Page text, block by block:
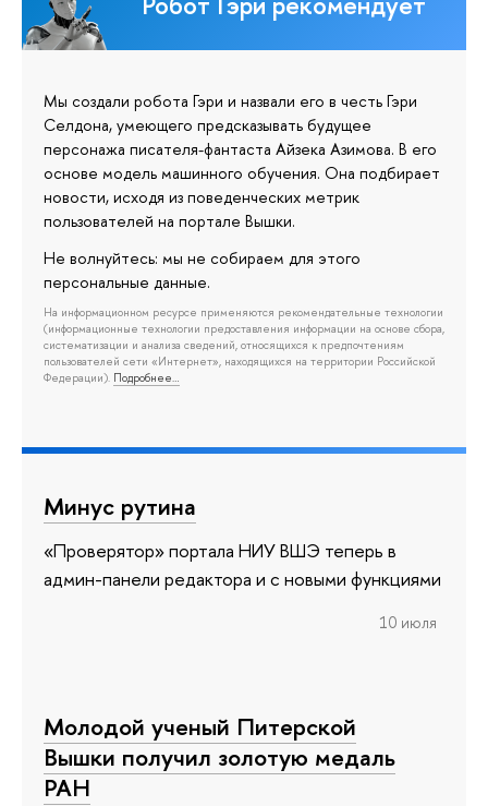
Мы создали робота Гэри и назвали его в честь Гэри
Селдона, умеющего предсказывать будущее
персонажа писателя-фантаста Айзека Азимова. В его
основе модель машинного обучения. Она подбирает
новости, исходя из поведенческих метрик
пользователей на портале Вышки.
Не волнуйтесь: мы не собираем для этого
персональные данные.
На информационном ресурсе применяются рекомендательные технологии
(информационные технологии предоставления информации на основе сбора,
систематизации и анализа сведений, относящихся к предпочтениям
пользователей сети «Интернет», находящихся на территории Российской
Федерации). Подробнее…
Минус рутина
«Проверятор» портала НИУ ВШЭ теперь в
админ-панели редактора и с новыми функциями
10 июля
Молодой ученый Питерской
Вышки получил золотую медаль
РАН